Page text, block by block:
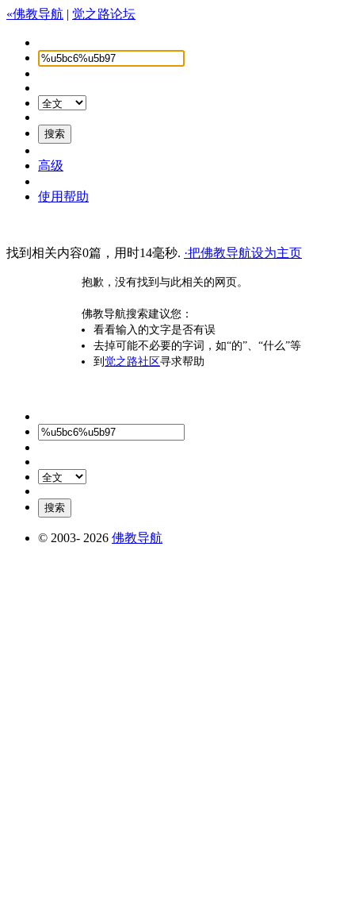
«佛教导航 | 觉之路论坛
高级
使用帮助
找到相关内容0篇，用时14毫秒. ·把佛教导航设为主页
抱歉，没有找到与此相关的网页。
佛教导航搜索建议您：
看看输入的文字是否有误
去掉可能不必要的字词，如“的”、“什么”等
到 觉之路社区寻求帮助
© 2003- 2026 佛教导航